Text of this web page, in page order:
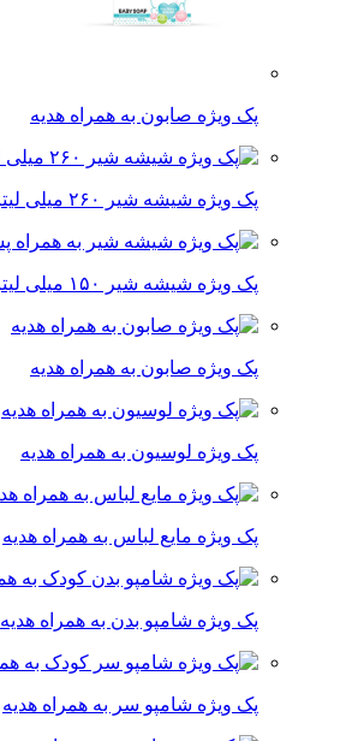
پک ویژه صابون به همراه هدیه
پک ویژه شیشه شیر ۲۶۰ میلی لیتر به همراه پستانک هدیه
پک ویژه شیشه شیر ۱۵۰ میلی لیتری به همراه پستانک هدیه
پک ویژه صابون به همراه هدیه
پک ویژه لوسیون به همراه هدیه
پک ویژه مایع لباس به همراه هدیه
پک ویژه شامپو بدن به همراه هدیه
پک ویژه شامپو سر به همراه هدیه